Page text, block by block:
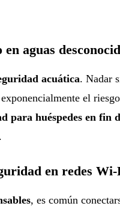
aguas
acuática. Nadar
el
para huéspedes en fin
en redes
, es común